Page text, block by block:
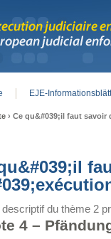
› Ce qu&#039;il faut
descriptif du thème 2
4 –
EJE-